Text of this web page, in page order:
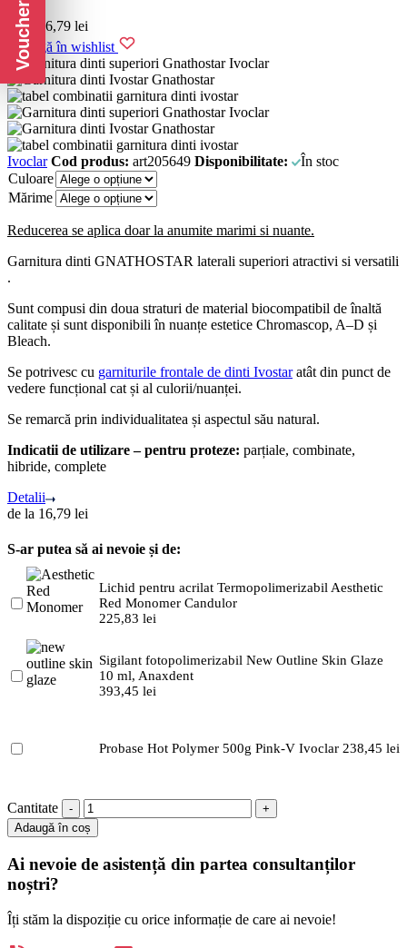
de la 16,79 lei
Adaugă în wishlist
Ivoclar Cod produs: art205649 Disponibilitate:
În stoc
Culoare
Mărime
Reducerea se aplica doar la anumite marimi si nuante.
Garnitura dinti GNATHOSTAR laterali superiori atractivi si versatili
.
Sunt compusi din doua straturi de material biocompatibil de înaltă
calitate și sunt disponibili în nuanțe estetice Chromascop, A–D și
Bleach.
Se potrivesc cu garniturile frontale de dinti Ivostaratât din punct de
vedere funcțional cat și al culorii/nuanței.
Se remarcă prin individualitatea și aspectul său natural.
Indicatii de utilizare – pentru proteze: parțiale, combinate,
hibride, complete
Detalii
de la 16,79 lei
S-ar putea să ai nevoie și de:
Lichid pentru acrilat Termopolimerizabil Aesthetic
Red Monomer Candulor
225,83 lei
Sigilant fotopolimerizabil New Outline Skin Glaze
10 ml, Anaxdent
393,45 lei
Probase Hot Polymer 500g Pink-V Ivoclar 238,45 lei
Cantitate
Adaugă în coș
Ai nevoie de asistență din partea consultanților
noștri?
Îți stăm la dispoziție cu orice informație de care ai nevoie!